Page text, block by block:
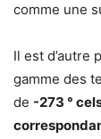
comme une
Il est d’autre
gamme des
de -273 °